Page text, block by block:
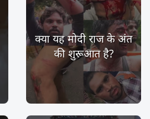
क्या यह मोदी राज के अंत
की शुरूआत है?